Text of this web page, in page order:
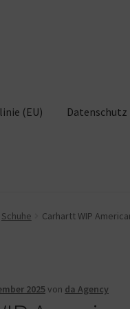
(EU) Datenschutz
Datenschutz
Schuhe Carhartt WIP
2025von da Agency